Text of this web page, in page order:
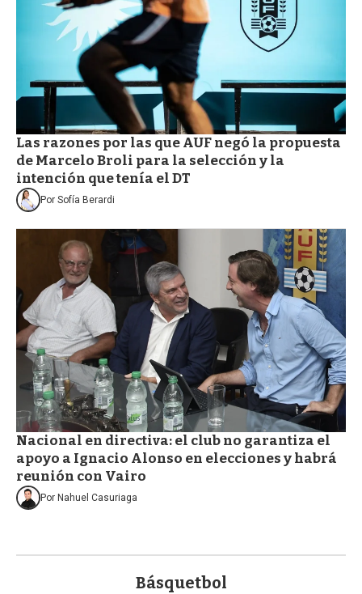
Las razones por las que AUF negó la propuesta
de Marcelo Broli para la selección y la
intención que tenía el DT
Por Sofía Berardi
Nacional en directiva: el club no garantiza el
apoyo a Ignacio Alonso en elecciones y habrá
reunión con Vairo
Por Nahuel Casuriaga
Básquetbol